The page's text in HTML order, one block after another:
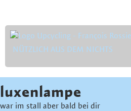
NÜTZLICH AUS DEM NICHTS
luxenlampe
war im stall aber bald bei dir